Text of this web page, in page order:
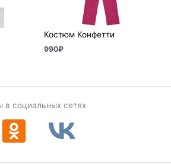
Костюм Конфетти
990₽
в социальных сетях